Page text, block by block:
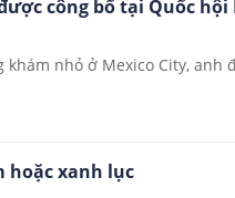
công bố tại Quốc
nhỏ ở Mexico City,
hoặc xanh lục